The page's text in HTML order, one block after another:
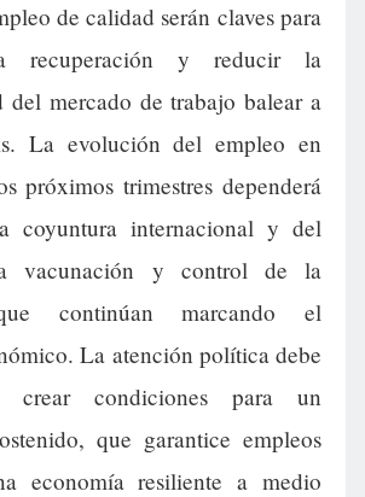
de calidad serán claves para
recuperación y reducir la
del mercado de trabajo balear a
La evolución del empleo en
próximos trimestres dependerá
coyuntura internacional y del
vacunación y control de la
continúan marcando el
La atención política debe
crear condiciones para un
que garantice empleos
economía resiliente a medio